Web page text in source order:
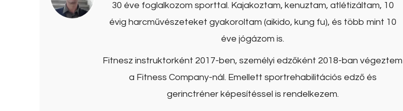
30 éve foglalkozom sporttal. Kajakoztam, kenuztam, atlétizáltam, 10
évig harcművészeteket gyakoroltam (aikido, kung fu), és több mint 10
éve jógázom is.
Fitnesz instruktorként 2017-ben, személyi edzőként 2018-ban végeztem
a Fitness Company-nál. Emellett sportrehabilitációs edző és
gerinctréner képesítéssel is rendelkezem.